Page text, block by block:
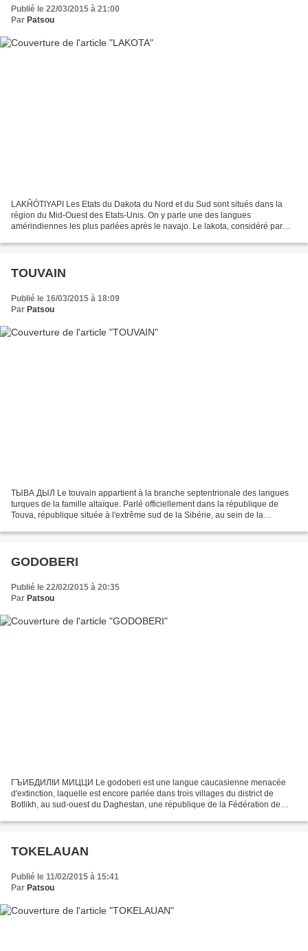
Publié le 22/03/2015 à 21:00
Par Patsou
LAKȞÓTIYAPI Les Etats du Dakota du Nord et du Sud sont situés dans la
région du Mid-Ouest des Etats-Unis. On y parle une des langues
amérindiennes les plus parlées après le navajo. Le lakota, considéré par
TOUVAIN
Publié le 16/03/2015 à 18:09
Par Patsou
ТЫВА ДЫЛ Le touvain appartient à la branche septentrionale des langues
turques de la famille altaïque. Parlé officiellement dans la république de
Touva, république située à l'extrême sud de la Sibérie, au sein de la
GODOBERI
Publié le 22/02/2015 à 20:35
Par Patsou
ГЪИБДИЛӀИ МИЦЦИ Le godoberi est une langue caucasienne menacée
d'extinction, laquelle est encore parlée dans trois villages du district de
Botlikh, au sud-ouest du Daghestan, une république de la Fédération de
TOKELAUAN
Publié le 11/02/2015 à 15:41
Par Patsou